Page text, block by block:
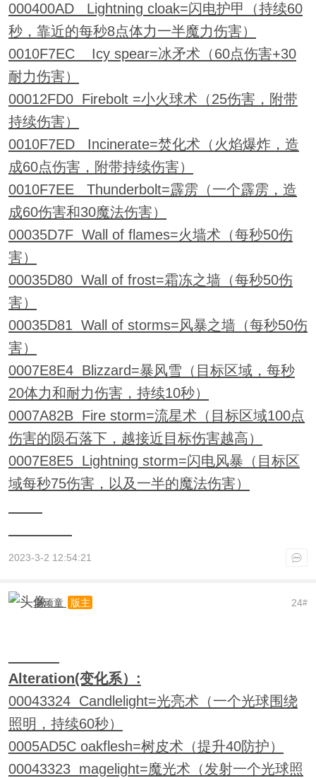
000400AD Lightning cloak=闪电护甲（持续60
秒，靠近的每秒8点体力一半魔力伤害）
0010F7EC Icy spear=冰矛术（60点伤害+30
耐力伤害）
00012FD0 Firebolt =小火球术（25伤害，附带
持续伤害）
0010F7ED Incinerate=焚化术（火焰爆炸，造
成60点伤害，附带持续伤害）
0010F7EE Thunderbolt=霹雳（一个霹雳，造
成60伤害和30魔法伤害）
00035D7F Wall of flames=火墙术（每秒50伤
害）
00035D80 Wall of frost=霜冻之墙（每秒50伤
害）
00035D81 Wall of storms=风暴之墙（每秒50伤
害）
0007E8E4 Blizzard=暴风雪（目标区域，每秒
20体力和耐力伤害，持续10秒）
0007A82B Fire storm=流星术（目标区域100点
伤害的陨石落下，越接近目标伤害越高）
0007E8E5 Lightning storm=闪电风暴（目标区
域每秒75伤害，以及一半的魔法伤害）
2023-3-2 12:54:21
24#
老顽童 版主
Alteration(变化系）:
00043324 Candlelight=光亮术（一个光球围绕
照明，持续60秒）
0005AD5C oakflesh=树皮术（提升40防护）
00043323 magelight=魔光术（发射一个光球照